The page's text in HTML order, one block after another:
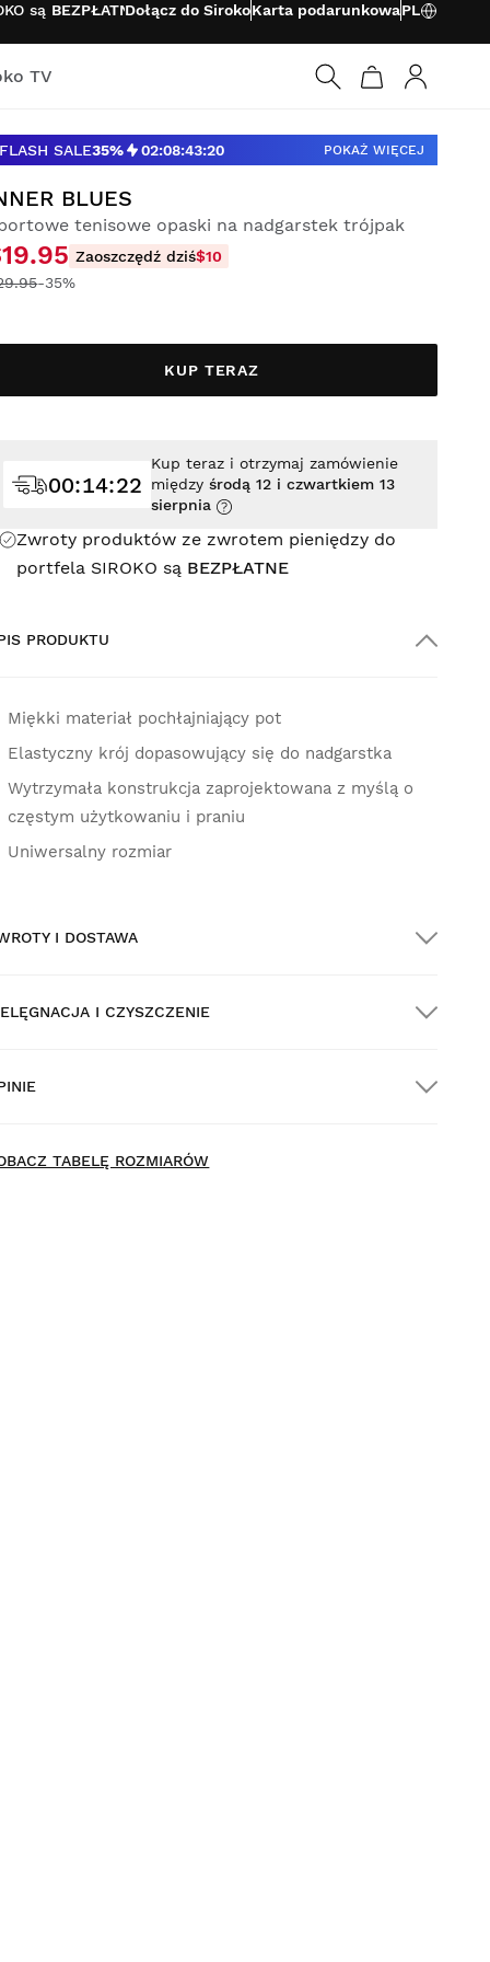
są BEZPŁATNEDołącz do SirokoKarta podarunkowaPL
TV
FLASH SALE35% 02:08:43:19 POKAŻ WIĘCEJ
BLUES
tenisowe opaski na nadgarstek trójpak
Zaoszczędź dziś$10
-35%
KUP TERAZ
Zwroty produktów ze zwrotem pieniędzy do
portfela SIROKO są BEZPŁATNE
00:14:20
Kup teraz i otrzymaj zamówienie
międzyśrodą 12 i czwartkiem 13
sierpnia
PRODUKTU
Miękki materiał pochłajniający pot
Elastyczny krój dopasowujący się do nadgarstka
Wytrzymała konstrukcja zaprojektowana z myślą o
częstym użytkowaniu i praniu
Uniwersalny rozmiar
I DOSTAWA
I CZYSZCZENIE
TABELĘ ROZMIARÓW